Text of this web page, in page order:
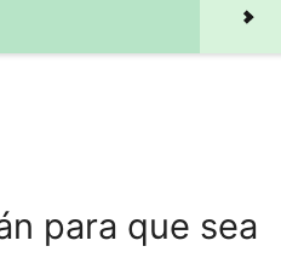
para que sea